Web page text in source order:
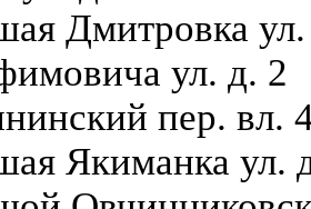
Дмитровка
ул. д. 2
пер. вл.
Якиманка ул.